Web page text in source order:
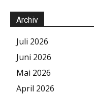
Archiv
Juli 2026
Juni 2026
Mai 2026
April 2026